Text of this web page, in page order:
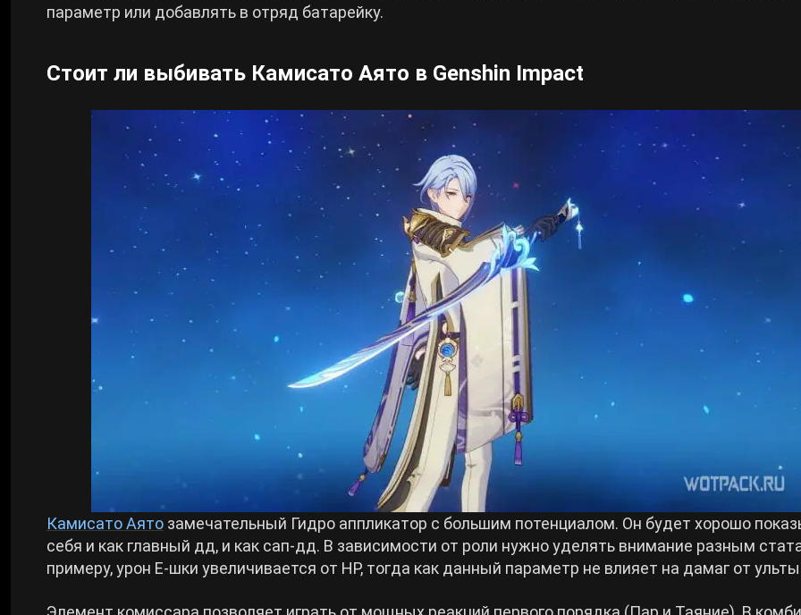
параметр или добавлять в отряд батарейку.
Стоит ли выбивать Камисато Аято в Genshin Impact
Камисато Аято замечательный Гидро аппликатор с большим потенциалом. Он будет хорошо
себя и как главный дд, и как сап-дд. В зависимости от роли нужно уделять внимание разным
примеру, урон Е-шки увеличивается от HP, тогда как данный параметр не влияет на дамаг от